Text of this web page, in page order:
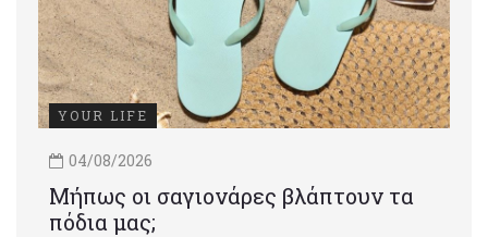
YOUR LIFE
04/08/2026
Μήπως οι σαγιονάρες βλάπτουν τα
πόδια μας;